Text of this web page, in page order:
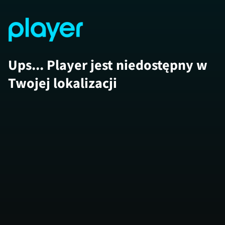
Ups... Player jest niedostępny w
Twojej lokalizacji